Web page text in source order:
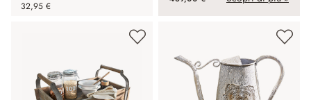
32,95 €